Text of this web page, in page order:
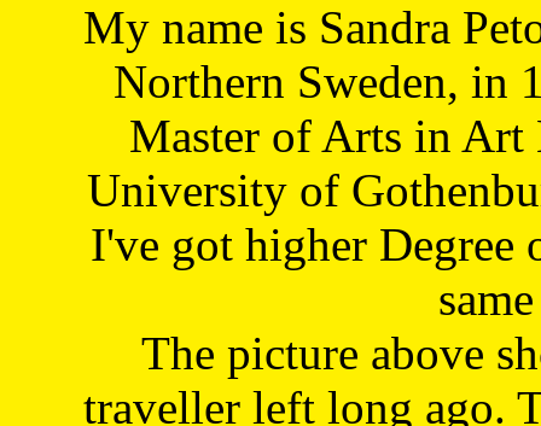
My name is Sandra
Northern Sweden, in
Master of Arts in Art
University of
I've got higher Degree
The picture above
traveller left long ago.